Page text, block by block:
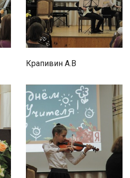
Крапивин А.В